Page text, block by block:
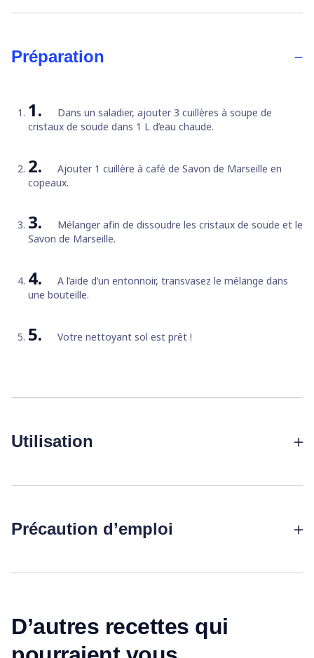
Préparation
Dans un saladier, ajouter 3 cuillères à soupe de
cristaux de soude dans 1 L d’eau chaude.
Ajouter 1 cuillère à café de Savon de Marseille en
copeaux.
Mélanger afin de dissoudre les cristaux de soude et le
Savon de Marseille.
A l’aide d’un entonnoir, transvasez le mélange dans
une bouteille.
Votre nettoyant sol est prêt !
Utilisation
Nettoyer votre sol à l’aide d’une serpillère.
Précaution d’emploi
D’autres recettes qui